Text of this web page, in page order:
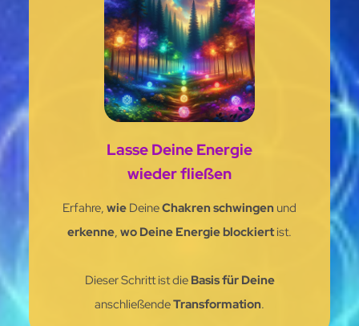
Lasse Deine Energie
wieder fließen
Erfahre, wie DeineChakren schwingen und
erkenne, wo Deine Energie blockiertist.
Dieser Schritt ist die Basisfür Deine
anschließendeTransformation.